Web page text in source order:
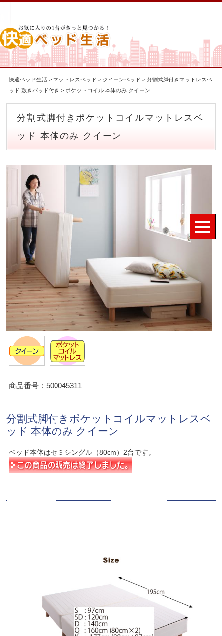
快適ベッド生活 > マットレスベッド > クイーンベッド >分割式脚付きマットレスベ
ッド 敷きパッド付き > ポケットコイル 本体のみ クイーン
分割式脚付きポケットコイルマットレスベ
ッド 本体のみ クイーン
商品番号：500045311
分割式脚付きポケットコイルマットレスベ
ッド 本体のみ クイーン
ベッド本体はセミシングル（80cm）2台です。